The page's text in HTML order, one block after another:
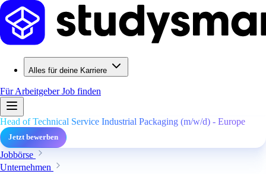
Alles für deine Karriere
Für ArbeitgeberJob finden
Head of Technical Service Industrial Packaging (m/w/d) - Europe
Jetzt bewerben
Jobbörse
Unternehmen